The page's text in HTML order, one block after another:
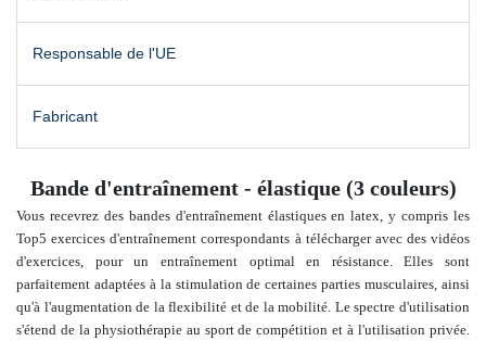
Responsable de l'UE
Fabricant
Bande d'entraînement - élastique (3 couleurs)
Vous recevrez des bandes d'entraînement élastiques en latex,y compris les
Top5 exercices d'entraînement correspondants à télécharger avec des vidéos
d'exercices, pour un entraînement optimal en résistance. Elles sont
parfaitement adaptées à la stimulation de certaines parties musculaires, ainsi
qu'à l'augmentation de la flexibilité et de la mobilité. Le spectre d'utilisation
s'étend de la physiothérapie au sport de compétition et à l'utilisation privée.